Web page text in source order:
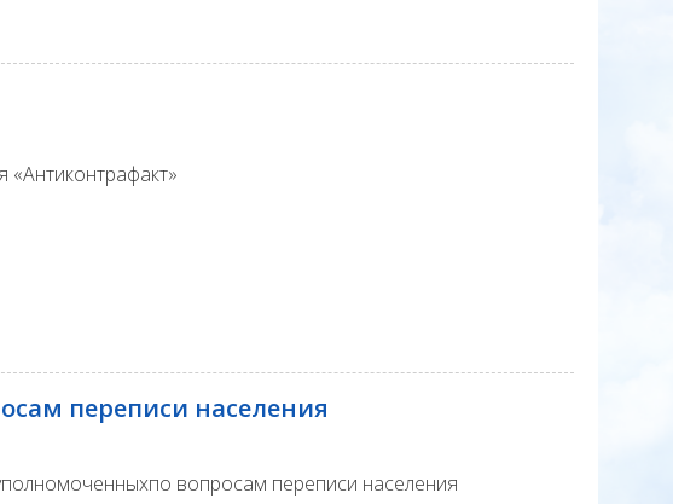
«Антиконтрафакт»
переписи населения
вопросам переписи населения